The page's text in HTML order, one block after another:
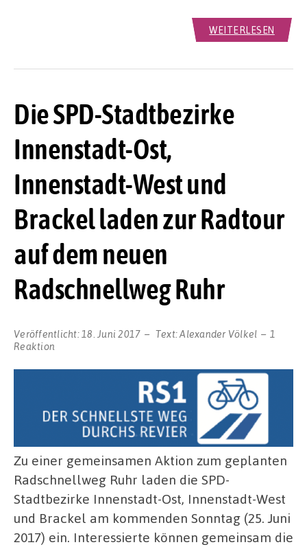
WEITERLESEN
Die SPD-Stadtbezirke
Innenstadt-Ost,
Innenstadt-West und
Brackel laden zur Radtour
auf dem neuen
Radschnellweg Ruhr
Veröffentlicht: 18. Juni 2017 Text:Alexander Völkel
1
Reaktion
Zu einer gemeinsamen Aktion zum geplanten
Radschnellweg Ruhr laden die SPD-
Stadtbezirke Innenstadt-Ost, Innenstadt-West
und Brackel am kommenden Sonntag (25. Juni
2017) ein. Interessierte können gemeinsam die